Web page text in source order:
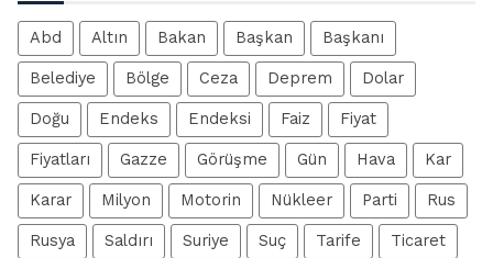
Abd Altın Bakan Başkan Başkanı
Belediye Bölge Ceza Deprem Dolar
Doğu Endeks Endeksi Faiz Fiyat
Fiyatları Gazze Görüşme Gün Hava Kar
Karar Milyon Motorin Nükleer Parti Rus
Rusya Saldırı Suriye Suç Tarife Ticaret